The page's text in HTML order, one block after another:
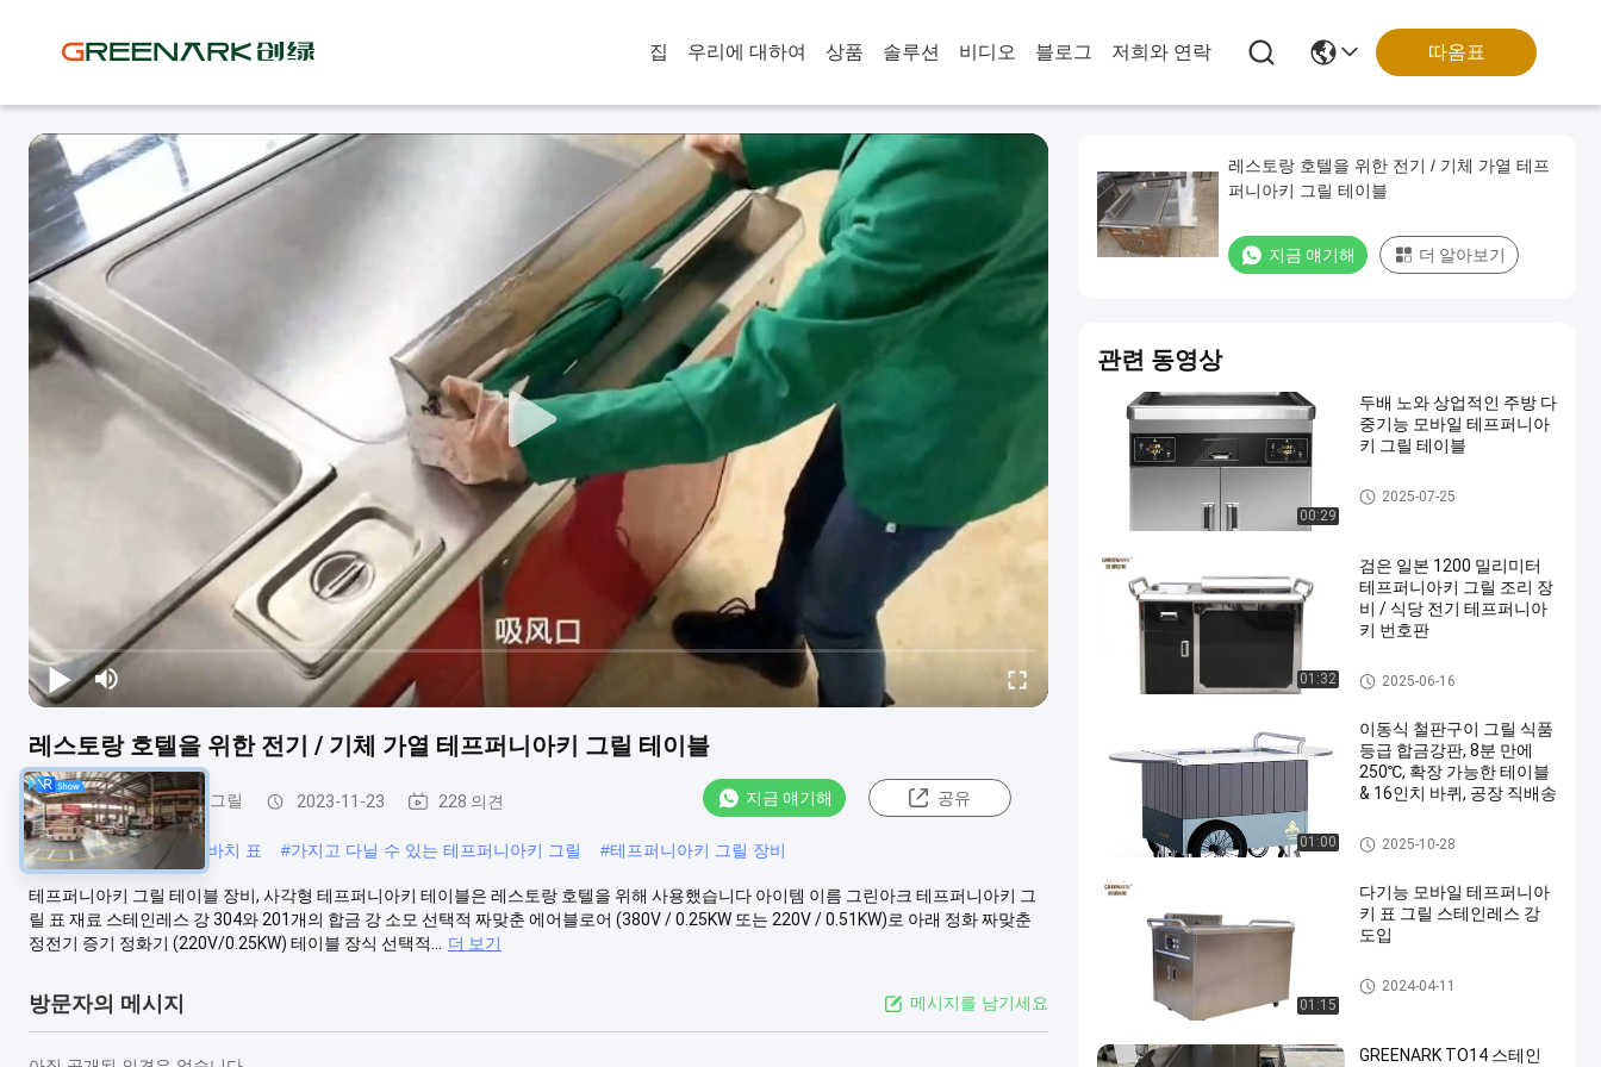
집 우리에 대하여 상품 솔루션 비디오 블로그 저희와 연락 따옴표
레스토랑 호텔을 위한 전기 / 기체 가열 테프퍼니아키 그릴 테이블
모바일 테프퍼니아키 그릴 2023-11-23 228 의견 지금 얘기해 공유
#가지고 다닐 수 있는 히바치 표 #가지고 다닐 수 있는 테프퍼니아키 그릴 #테프퍼니아키 그릴 장비
테프퍼니아키 그릴 테이블 장비, 사각형 테프퍼니아키 테이블은 레스토랑 호텔을 위해 사용했습니다 아이템 이름 그린아크 테프퍼니아키 그
릴 표 재료 스테인레스 강 304와 201개의 합금 강 소모 선택적 짜맞춘 에어블로어 (380V / 0.25KW 또는 220V / 0.51KW)로 아래 정화 짜맞춘
정전기 증기 정화기 (220V/0.25KW) 테이블 장식 선택적...
더 보기
방문자의 메시지 메시지를 남기세요
레스토랑 호텔을 위한 전기 / 기체 가열 테프
퍼니아키 그릴 테이블
지금 얘기해 더 알아보기
관련 동영상
00:29
두배 노와 상업적인 주방 다
중기능 모바일 테프퍼니아
키 그릴 테이블
모바일 테프퍼니아키 그릴
2025-07-25
01:32
검은 일본 1200 밀리미터
테프퍼니아키 그릴 조리 장
비 / 식당 전기 테프퍼니아
키 번호판
모바일 테프퍼니아키 그릴
2025-06-16
01:00
이동식 철판구이 그릴 식품
등급 합금강판, 8분 만에
250℃, 확장 가능한 테이블
& 16인치 바퀴, 공장 직배송
모바일 테프퍼니아키 그릴
2025-10-28
01:15
다기능 모바일 테프퍼니아
키 표 그릴 스테인레스 강
도입
모바일 테프퍼니아키 그릴
2024-04-11
GREENARK TO14 스테인